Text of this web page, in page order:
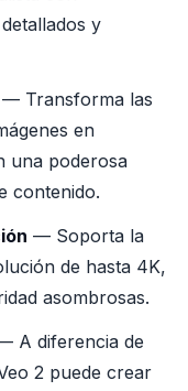
y
— Transforma las
en
una poderosa
contenido.
— Soporta la
de hasta 4K,
asombrosas.
A diferencia de
2 puede crear